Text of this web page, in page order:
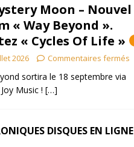
Moon – Nouvel
« Way Beyond ».
« Cycles Of Life »
2026 Commentaires fermés
sortira le 18 septembre via
Music ! […]
DISQUES EN LIGNE